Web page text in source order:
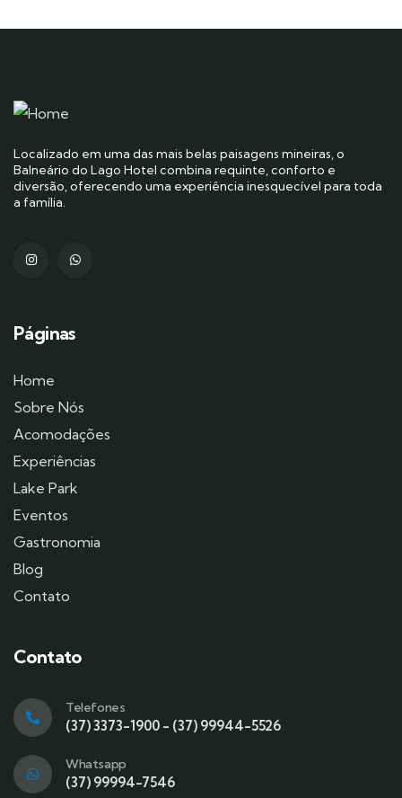
Localizado em uma das mais belas paisagens mineiras, o
Balneário do Lago Hotel combina requinte, conforto e
diversão, oferecendo uma experiência inesquecível para toda
a família.
Páginas
Home
Sobre Nós
Acomodações
Experiências
Lake Park
Eventos
Gastronomia
Blog
Contato
Contato
Telefones
(37) 3373-1900 - (37) 99944-5526
Whatsapp
(37) 99994-7546